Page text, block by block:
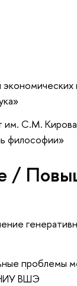
им. С.М.
философии»
/
проблемы
ВШЭ